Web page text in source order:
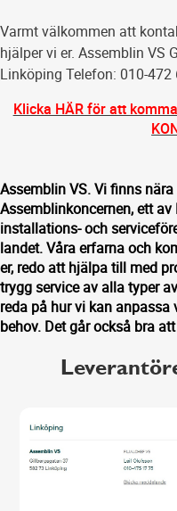
Varmt välkommen att
hjälper vi er. Assemblin VS
Linköping Telefon: 010-472
Klicka HÄR för att
Assemblin VS. Vi finns nära
Assemblinkoncernen, ett av
installations- och
landet. Våra erfarna och
er, redo att hjälpa till med
trygg service av alla typer
reda på hur vi kan
behov. Det går också bra